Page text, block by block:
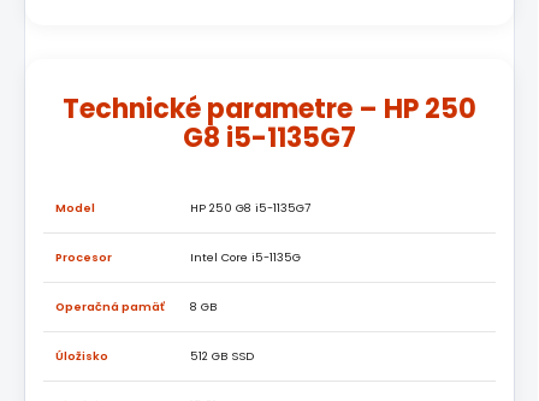
Technické parametre – HP 250
G8 i5-1135G7
Model HP 250 G8 i5-1135G7
Procesor Intel Core i5-1135G
Operačná pamäť 8 GB
Úložisko 512 GB SSD